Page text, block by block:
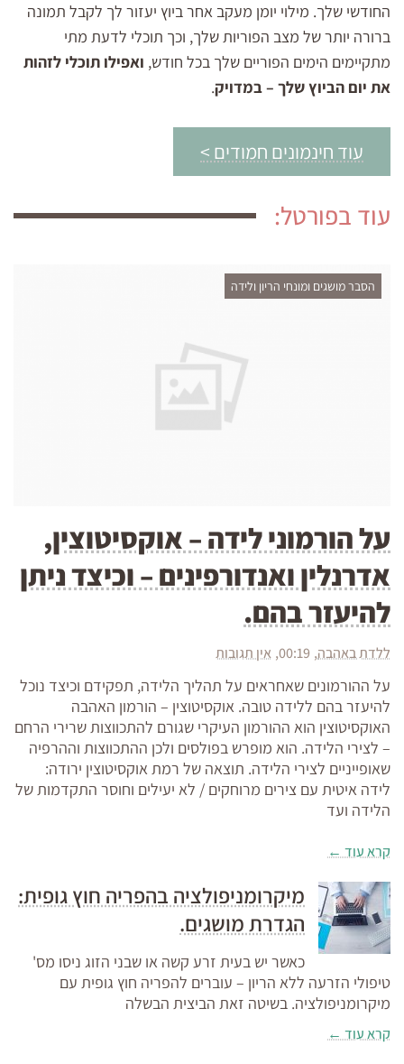
החודשי שלך. מילוי יומן מעקב אחר ביוץ יעזור לך לקבל תמונה
ברורה יותר של מצב הפוריות שלך, וכך תוכלי לדעת מתי
מתקיימים הימים הפוריים שלך בכל חודש, ואפילו תוכלי לזהות
את יום הביוץ שלך – במדויק.
עוד חינמונים חמודים >
עוד בפורטל:
הסבר מושגים ומונחי הריון ולידה
על הורמוני לידה – אוקסיטוצין,
אדרנלין ואנדורפינים – וכיצד ניתן
להיעזר בהם.
ללדת באהבה 00:19 אין תגובות
על ההורמונים שאחראים על תהליך הלידה, תפקידם וכיצד נוכל
להיעזר בהם ללידה טובה. אוקסיטוצין – הורמון האהבה
האוקסיטוצין הוא ההורמון העיקרי שגורם להתכווצות שרירי הרחם
– לצירי הלידה. הוא מופרש בפולסים ולכן ההתכווצות וההרפיה
שאופייניים לצירי הלידה. תוצאה של רמת אוקסיטוצין ירודה:
לידה איטית עם צירים מרוחקים / לא יעילים וחוסר התקדמות של
הלידה ועד
קרא עוד ←
מיקרומניפולציה בהפריה חוץ גופית:
הגדרת מושגים.
כאשר יש בעית זרע קשה או שבני הזוג ניסו מס'
טיפולי הזרעה ללא הריון – עוברים להפריה חוץ גופית עם
מיקרומניפולציה. בשיטה זאת הביצית הבשלה
קרא עוד ←